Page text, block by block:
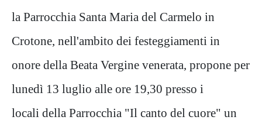
la Parrocchia Santa Maria del Carmelo in
Crotone, nell'ambito dei festeggiamenti in
onore della Beata Vergine venerata, propone per
lunedì 13 luglio alle ore 19,30 presso i
locali della Parrocchia "Il canto del cuore" un